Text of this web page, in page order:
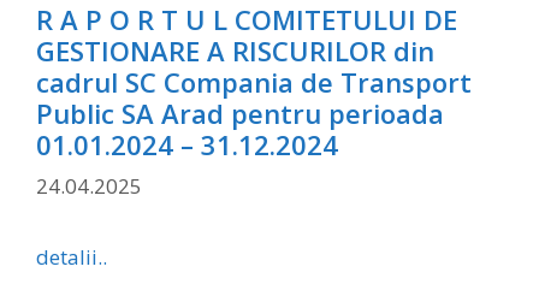
R A P O R T U L COMITETULUI DE
GESTIONARE A RISCURILOR din
cadrul SC Compania de Transport
Public SA Arad pentru perioada
01.01.2024 – 31.12.2024
24.04.2025
detalii..